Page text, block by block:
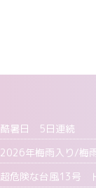
酷暑日 5日連続
2026年梅雨入り/梅
超危険な台風13号